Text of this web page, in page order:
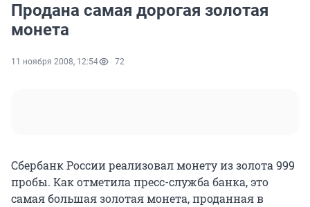
Продана самая дорогая золотая
монета
11 ноября 2008, 12:54 72
Сбербанк России реализовал монету из золота 999
пробы. Как отметила пресс-служба банка, это
самая большая золотая монета, проданная в